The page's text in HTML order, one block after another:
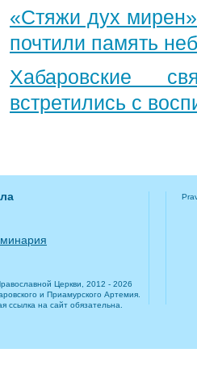
«Стяжи дух
почтили память
Хабаровские
встретились с
Церкви, 2012 - 2026
и Приамурского Артемия.
ссылка на сайт обязательна.